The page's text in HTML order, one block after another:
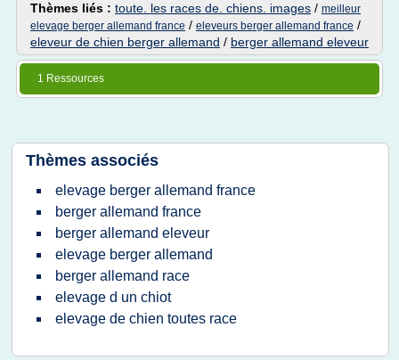
Thèmes liés : toute. les races de. chiens. images / meilleur
elevage berger allemand france / eleveurs berger allemand france /
eleveur de chien berger allemand / berger allemand eleveur
1 Ressources
Thèmes associés
elevage berger allemand france
berger allemand france
berger allemand eleveur
elevage berger allemand
berger allemand race
elevage d un chiot
elevage de chien toutes race